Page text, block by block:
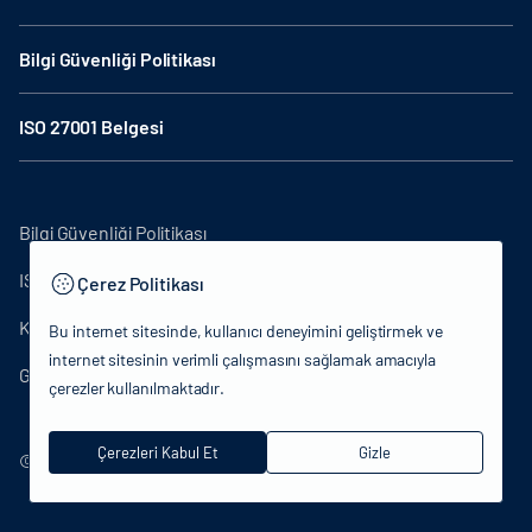
Bilgi Güvenliği Politikası
ISO 27001 Belgesi
© 2024 T.C.Kültür ve Turizm Bakanlığı - Tüm hakları saklıdır.
Bilgi Güvenliği Politikası
ISO27001
KVKK Aydınlatma Metni
Gizlilik Politikası
Çerez Politikası
Bu internet sitesinde, kullanıcı deneyimini geliştirmek ve
internet sitesinin verimli çalışmasını sağlamak amacıyla
çerezler kullanılmaktadır.
Çerezleri Kabul Et Gizle